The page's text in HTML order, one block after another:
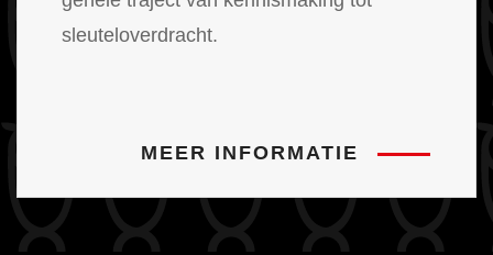
sleuteloverdracht.
MEER INFORMATIE